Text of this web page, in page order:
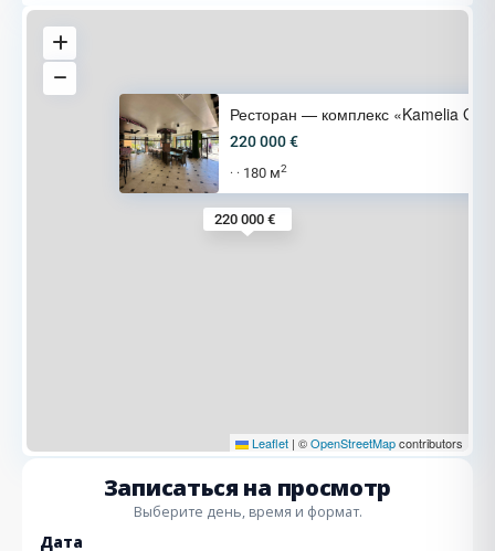
220 000 €
Ресторан — комплекс «Kamelia G
220 000 €
· · 180 м2
Leaflet | ©OpenStreetMapcontributors
Записаться на просмотр
Выберите день, время и формат.
Дата